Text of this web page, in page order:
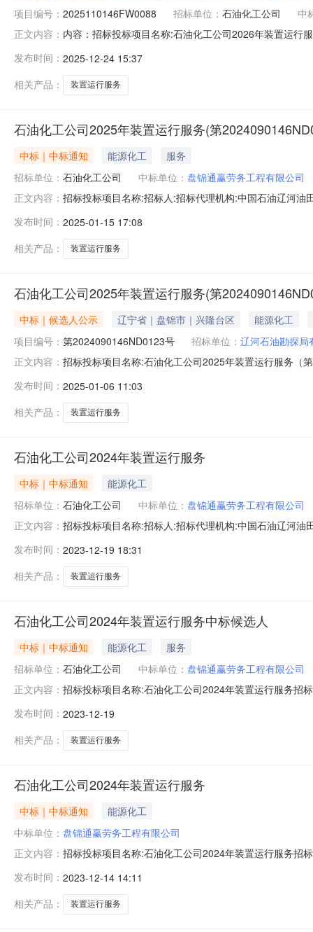
项目编号： 2025110146FW0088 招标单位： 石油化工公司
中
正文内容： 内容：招标投标项目名称:石油化工公司2026年装置运行
1131.42861530.8877.30862联系人:电话:04277305828
发布时间： 2025-12-24 15:37
相关产品：
装置运行服务
石油化工公司2025年装置运行服务(第
中标｜中标通知 能源化工
服务
招标单位： 石油化工公司 中标单位： 盘锦通赢劳务工程有限公司
正文内容： 招标投标项目名称:招标人:招标代理机构:中国石油辽河
发布时间： 2025-01-15 17:08
相关产品：
装置运行服务
石油化工公司2025年装置运行服务(第
中标｜候选人公示 辽宁省｜盘锦市｜兴隆台区
能源化工
项目编号： 第2024090146ND0123号 招标单位： 辽河石油勘探局
正文内容： 招标投标项目名称:石油化工公司2025年装置运行服务（
号）133.57141240.3485.91141凌海市顺达基础工程有
发布时间： 2025-01-06 11:03
相关产品：
装置运行服务
石油化工公司2024年装置运行服务
中标｜中标通知
能源化工
招标单位： 石油化工公司 中标单位： 盘锦通赢劳务工程有限公司
正文内容： 招标投标项目名称:招标人:招标代理机构:中国石油辽河
2208:00:00
发布时间： 2023-12-19 18:31
相关产品：
装置运行服务
石油化工公司2024年装置运行服务中标候选人
中标｜中标通知 能源化工
服务
招标单位： 石油化工公司 中标单位： 盘锦通赢劳务工程有限公司
正文内容： 招标投标项目名称:石油化工公司2024年装置运行服务招
日期：2023-12-1908:00:00至2023-12-2208:00:00
发布时间： 2023-12-19
相关产品：
装置运行服务
石油化工公司2024年装置运行服务
中标｜中标通知
能源化工
中标单位： 盘锦通赢劳务工程有限公司
正文内容： 招标投标项目名称:石油化工公司2024年装置运行服务招
公司2024年装置运行服务136.777818.06563084.84342
发布时间： 2023-12-14 14:11
相关产品：
装置运行服务